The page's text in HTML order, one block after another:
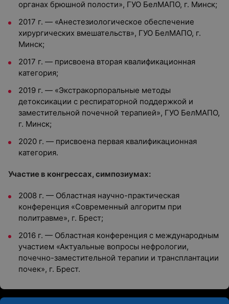
органах брюшной полости», ГУО БелМАПО, г. Минск;
2017 г. — «Анестезиологическое обеспечение
хирургических вмешательств», ГУО БелМАПО, г.
Минск;
2017 г. — присвоена вторая квалификационная
категория;
2019 г. — «Экстракорпоральные методы
детоксикации с респираторной поддержкой и
заместительной почечной терапией», ГУО БелМАПО,
г. Минск;
2020 г. — присвоена первая квалификационная
категория.
Участие в конгрессах, симпозиумах:
2008 г. — Областная научно-практическая
конференция «Современный алгоритм при
политравме», г. Брест;
2016 г. — Областная конференция с международным
участием «Актуальные вопросы нефрологии,
почечно-заместительной терапии и трансплантации
почек», г. Брест.